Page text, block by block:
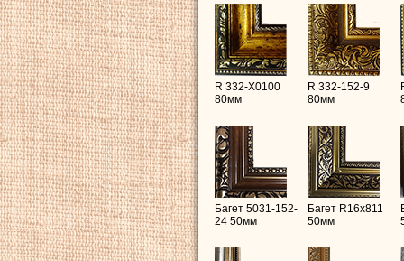
R 332-X0100
80мм
R 332-152-9
80мм
Багет 5031-152-
24 50мм
Багет R16х811
50мм